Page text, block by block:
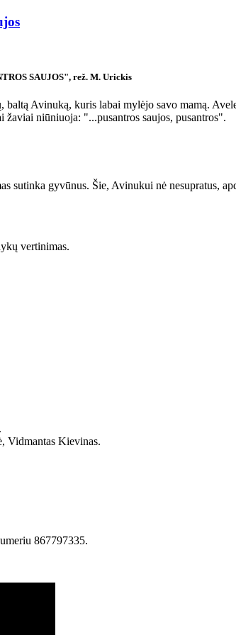
SAUJOS", rež. M. Urickis
baltą Avinuką, kuris labai mylėjo savo mamą.
žaviai niūniuoja: "...pusantros saujos, pusantros".
sutinka gyvūnus. Šie, Avinukui nė nesupratus,
vertinimas.
.
Kievinas.
867797335.